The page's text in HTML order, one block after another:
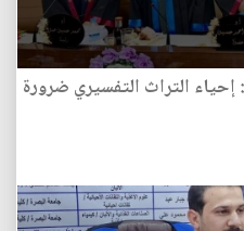
إحياء التراث التفسيري ضرورة